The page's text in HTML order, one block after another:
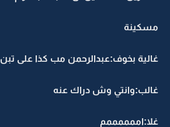
مسكينة
غالية بخوف:عبدالرحمن مب كذا على تبن
غالب:وانتي وش دراك عنه
غلا:اممممممم